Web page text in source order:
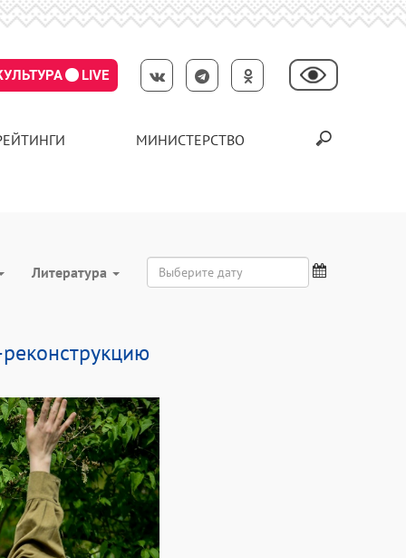
LIVE
МИНИСТЕРСТВО
Литература